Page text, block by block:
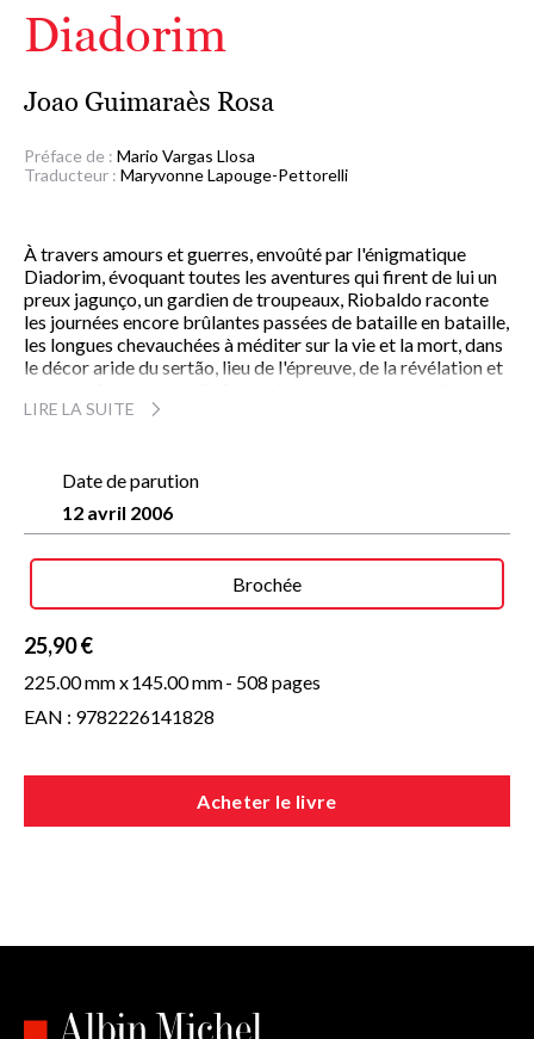
Diadorim
Joao Guimaraès Rosa
Préface de : Mario Vargas Llosa
Traducteur : Maryvonne Lapouge-Pettorelli
À travers amours et guerres, envoûté par l'énigmatique
Diadorim, évoquant toutes les aventures qui firent de lui un
preux jagunço, un gardien de troupeaux, Riobaldo raconte
les journées encore brûlantes passées de bataille en bataille,
les longues chevauchées à méditer sur la vie et la mort, dans
le décor aride du sertão, lieu de l'épreuve, de la révélation et
du plus grand écrivain brésilien du XXe siècle, Diadorim
comme une oeuvre mythique de dimension universelle.
« Un véritable tour de force sur le plan de la langue. Une des
Mario Vargas Llosa
« Une oeuvre d'une dimension rare en littérature... L'un des plus
grands livres qu'on ait jamais écrits. Brutal, tendre, cordial,
sauvage, vaste comme le Brésil lui-même. »
Jorge Amado
LIRE LA SUITE
Date de parution
12 avril 2006
Brochée
25,90 €
225.00 mm x145.00 mm- 508 pages
EAN : 9782226141828
Acheter le livre